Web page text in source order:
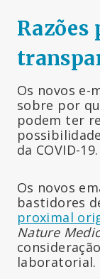
Razões
Os novos e-
sobre por
podem ter
da COVID-19.
Os novos
bastidores
proximal
Nature
laboratorial.